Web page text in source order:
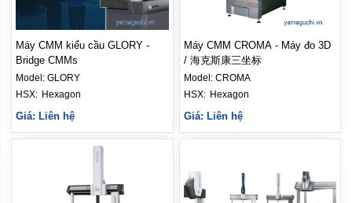
Máy CMM kiểu cầu GLORY -
Bridge CMMs
Model: GLORY
Hexagon
Giá: Liên hệ
Máy CMM CROMA - Máy đo 3D
/ 海克斯康三坐标
Model: CROMA
HSX: Hexagon
Giá: Liên hệ